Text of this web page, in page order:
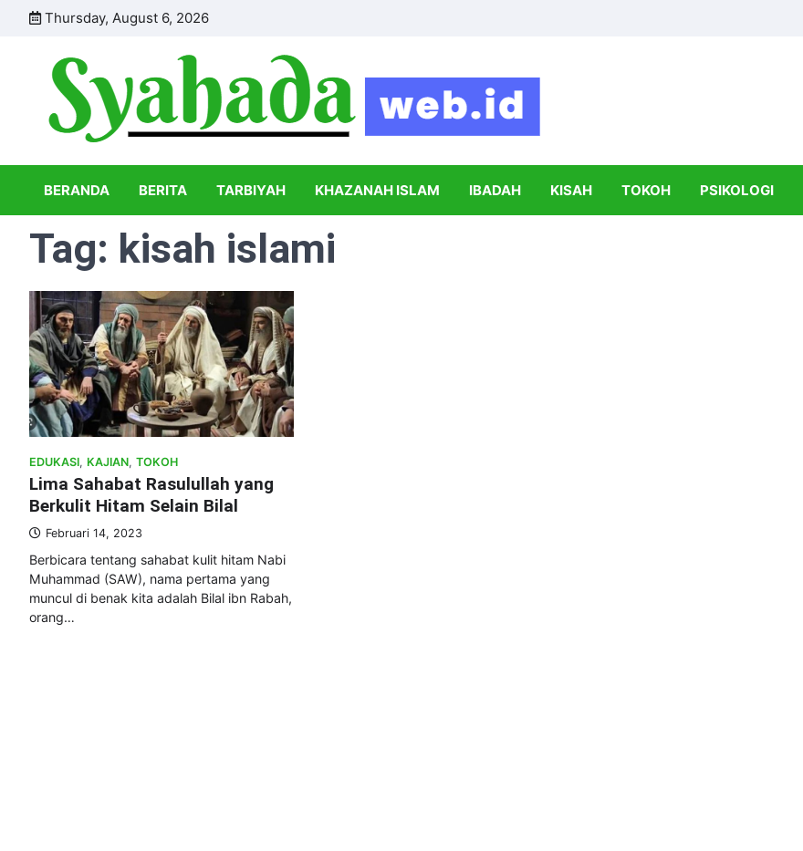
Thursday, August 6, 2026
BERANDA BERITA TARBIYAH KHAZANAH ISLAM IBADAH KISAH TOKOH PSIKOLOGI
Tag: kisah islami
EDUKASI, KAJIAN, TOKOH
Lima Sahabat Rasulullah yang
Berkulit Hitam Selain Bilal
Februari 14, 2023
Berbicara tentang sahabat kulit hitam Nabi
Muhammad (SAW), nama pertama yang
muncul di benak kita adalah Bilal ibn Rabah,
orang…